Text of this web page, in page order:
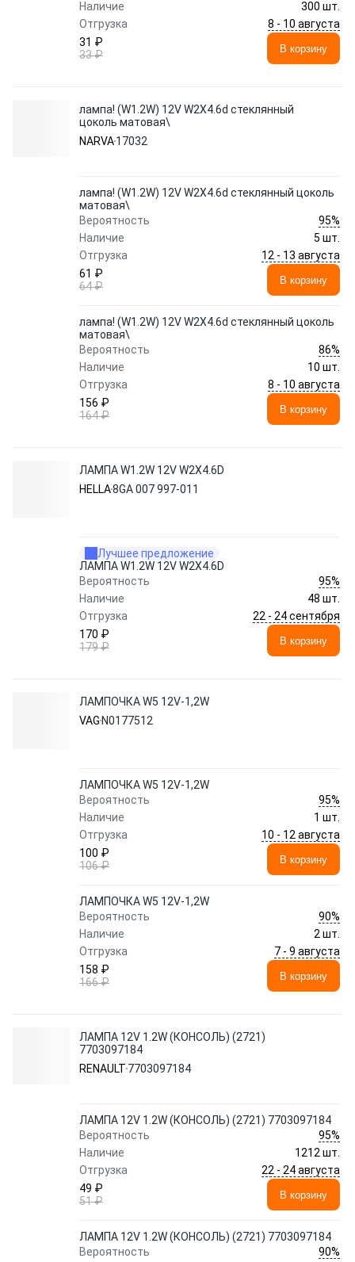
Наличие
300 шт.
Отгрузка
8 - 10 августа
31 ₽
33 ₽
В корзину
лампа! (W1.2W) 12V W2X4.6d стеклянный
цоколь матовая\
NARVA17032
лампа! (W1.2W) 12V W2X4.6d стеклянный цоколь
матовая\
Вероятность
95%
Наличие
5 шт.
Отгрузка
12 - 13 августа
61 ₽
64 ₽
В корзину
лампа! (W1.2W) 12V W2X4.6d стеклянный цоколь
матовая\
Вероятность
86%
Наличие
10 шт.
Отгрузка
8 - 10 августа
156 ₽
164 ₽
В корзину
ЛАМПА W1.2W 12V W2X4.6D
HELLA8GA 007 997-011
Лучшее предложение
ЛАМПА W1.2W 12V W2X4.6D
Вероятность
95%
Наличие
48 шт.
Отгрузка
22 - 24 сентября
170 ₽
179 ₽
В корзину
ЛАМПОЧКА W5 12V-1,2W
VAG N0177512
ЛАМПОЧКА W5 12V-1,2W
Вероятность
95%
Наличие
1 шт.
Отгрузка
10 - 12 августа
100 ₽
106 ₽
В корзину
ЛАМПОЧКА W5 12V-1,2W
Вероятность
90%
Наличие
2 шт.
Отгрузка
7 - 9 августа
158 ₽
166 ₽
В корзину
ЛАМПА 12V 1.2W (КОНСОЛЬ) (2721)
7703097184
RENAULT 7703097184
ЛАМПА 12V 1.2W (КОНСОЛЬ) (2721) 7703097184
Вероятность
95%
Наличие
1212 шт.
Отгрузка
22 - 24 августа
49 ₽
51 ₽
В корзину
ЛАМПА 12V 1.2W (КОНСОЛЬ) (2721) 7703097184
Вероятность
90%